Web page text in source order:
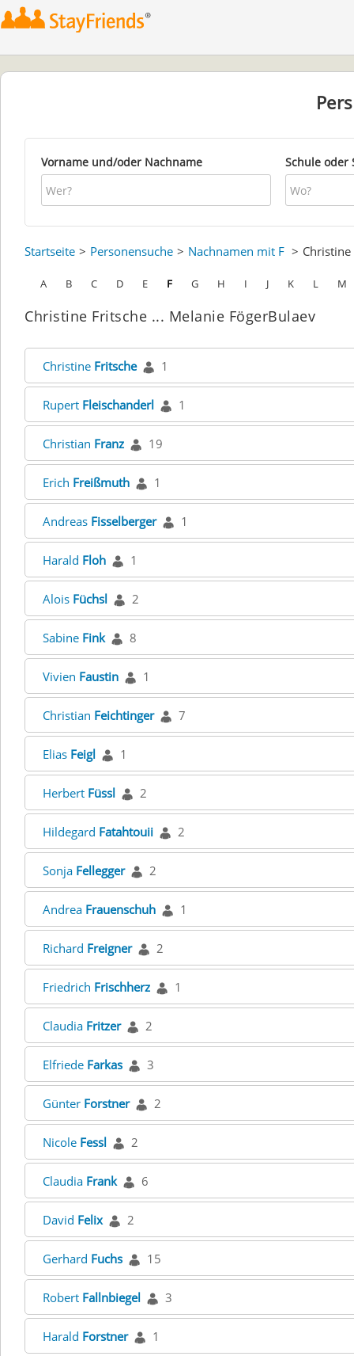
Vorname und/oder Nachname Schule oder
Startseite Personensuche Nachnamen mit F Christine
A B C D E F G H I J K L M
Christine Fritsche ... Melanie FögerBulaev
Christine Fritsche 1
Rupert Fleischanderl 1
Christian Franz 19
Erich Freißmuth 1
Andreas Fisselberger 1
Harald Floh 1
Alois Füchsl 2
Sabine Fink 8
Vivien Faustin 1
Christian Feichtinger 7
Elias Feigl 1
Herbert Füssl 2
Hildegard Fatahtouii 2
Sonja Fellegger 2
Andrea Frauenschuh 1
Richard Freigner 2
Friedrich Frischherz 1
Claudia Fritzer 2
Elfriede Farkas 3
Günter Forstner 2
Nicole Fessl 2
Claudia Frank 6
David Felix 2
Gerhard Fuchs 15
Robert Fallnbiegel 3
Harald Forstner 1